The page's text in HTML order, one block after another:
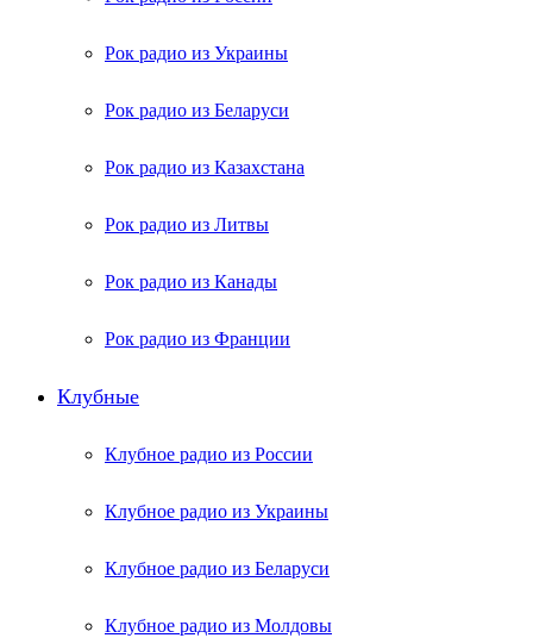
Рок радио из Украины
Рок радио из Беларуси
Рок радио из Казахстана
Рок радио из Литвы
Рок радио из Канады
Рок радио из Франции
Клубные
Клубное радио из России
Клубное радио из Украины
Клубное радио из Беларуси
Клубное радио из Молдовы